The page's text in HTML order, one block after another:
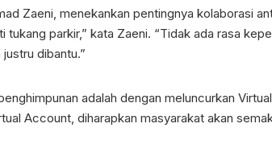
Zaeni, menekankan pentingnya kolaborasi
parkir,” kata Zaeni. “Tidak ada rasa
dibantu.”
adalah dengan meluncurkan
Account, diharapkan masyarakat akan